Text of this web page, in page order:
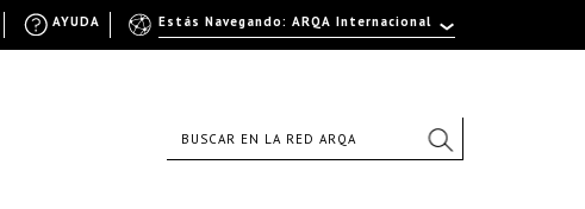
Estás Navegando: ARQA Internacional
AYUDA